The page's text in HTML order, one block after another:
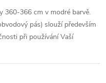
360-366 cm v modré barvě.
pás) slouží především
při používání Vaší